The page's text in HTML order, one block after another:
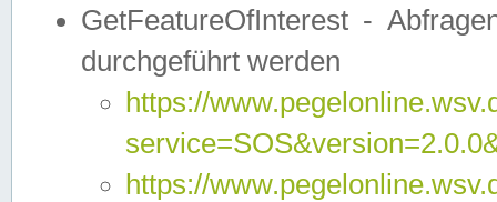
GetFeatureOfInterest -
durchgeführt werden
https://
https://